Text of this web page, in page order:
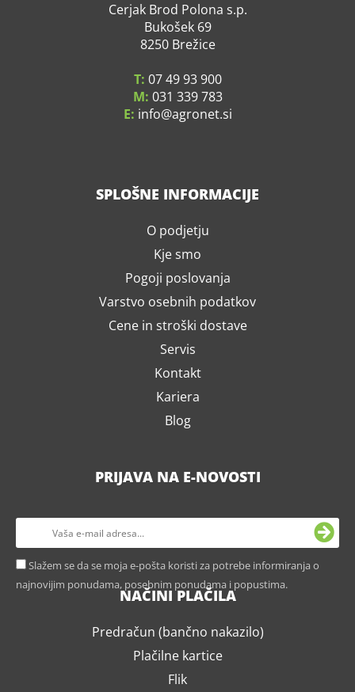
Cerjak Brod Polona s.p.
Bukošek 69
8250 Brežice
T: 07 49 93 900
M: 031 339 783
E: info agronet.si
SPLOŠNE INFORMACIJE
O podjetju
Kje smo
Pogoji poslovanja
Varstvo osebnih podatkov
Cene in stroški dostave
Servis
Kontakt
Kariera
Blog
PRIJAVA NA E-NOVOSTI
Slažem se da se moja e-pošta koristi za potrebe informiranja o
najnovijim ponudama, posebnim ponudama i popustima.
NAČINI PLAČILA
Predračun (bančno nakazilo)
Plačilne kartice
Flik